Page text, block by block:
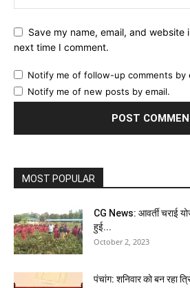
Save my name, email, and website
next time I comment.
Notify me of follow-up comments by
Notify me of new posts by email.
MOST POPULAR
CG News: आवर्ती चराई
हुई...
October 2, 2023
पंचांग: शनिवार को बन रहा